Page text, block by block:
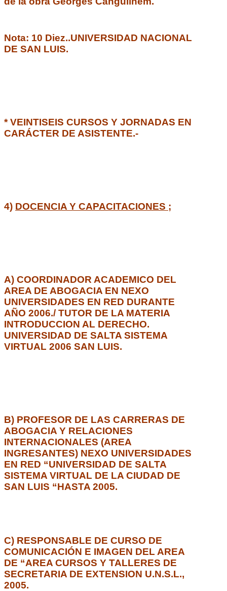
Nota: 10 Diez..UNIVERSIDAD NACIONAL
DE SAN LUIS.
* VEINTISEIS CURSOS Y JORNADAS EN
CARÁCTER DE ASISTENTE.-
4) DOCENCIA Y CAPACITACIONES ;
A) COORDINADOR ACADEMICO DEL
AREA DE ABOGACIA EN NEXO
UNIVERSIDADES EN RED DURANTE
AÑO 2006./ TUTOR DE LA MATERIA
INTRODUCCION AL DERECHO.
UNIVERSIDAD DE SALTA SISTEMA
VIRTUAL 2006 SAN LUIS.
B) PROFESOR DE LAS CARRERAS DE
ABOGACIA Y RELACIONES
INTERNACIONALES (AREA
INGRESANTES) NEXO UNIVERSIDADES
EN RED “UNIVERSIDAD DE SALTA
SISTEMA VIRTUAL DE LA CIUDAD DE
SAN LUIS “HASTA 2005.
C) RESPONSABLE DE CURSO DE
COMUNICACIÓN E IMAGEN DEL AREA
DE “AREA CURSOS Y TALLERES DE
SECRETARIA DE EXTENSION U.N.S.L.,
2005.